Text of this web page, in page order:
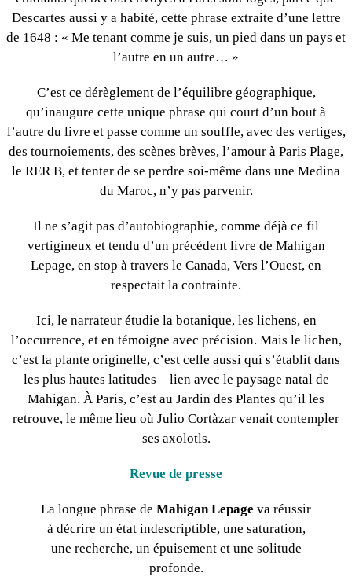
Descartes aussi y a habité, cette phrase extraite d’une lettre
de 1648 : « Me tenant comme je suis, un pied dans un pays et
l’autre en un autre… »
C’est ce dérèglement de l’équilibre géographique,
qu’inaugure cette unique phrase qui court d’un bout à
l’autre du livre et passe comme un souffle, avec des vertiges,
des tournoiements, des scènes brèves, l’amour à Paris Plage,
le RER B, et tenter de se perdre soi-même dans une Medina
du Maroc, n’y pas parvenir.
Il ne s’agit pas d’autobiographie, comme déjà ce fil
vertigineux et tendu d’un précédent livre de Mahigan
Lepage, en stop à travers le Canada, Vers l’Ouest, en
respectait la contrainte.
Ici, le narrateur étudie la botanique, les lichens, en
l’occurrence, et en témoigne avec précision. Mais le lichen,
c’est la plante originelle, c’est celle aussi qui s’établit dans
les plus hautes latitudes – lien avec le paysage natal de
Mahigan. À Paris, c’est au Jardin des Plantes qu’il les
retrouve, le même lieu où Julio Cortàzar venait contempler
ses axolotls.
Revue de presse
La longue phrase de Mahigan Lepage va réussir
à décrire un état indescriptible, une saturation,
une recherche, un épuisement et une solitude
profonde.